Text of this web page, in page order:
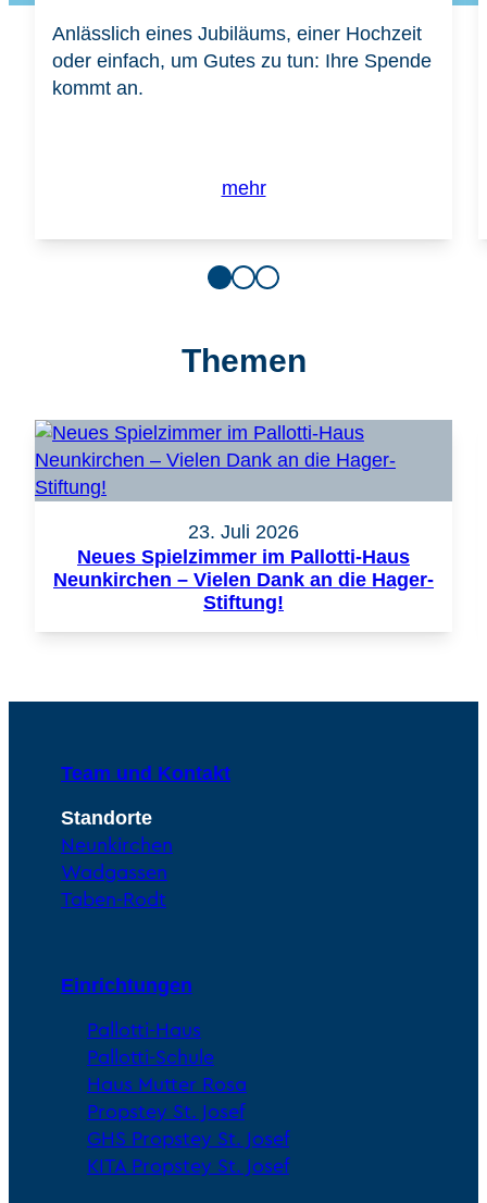
Anlässlich eines Jubiläums, einer Hochzeit
oder einfach, um Gutes zu tun: Ihre Spende
kommt an.
mehr
Themen
23. Juli 2026
Neues Spielzimmer im Pallotti-Haus
Neunkirchen – Vielen Dank an die Hager-
Stiftung!
Team und Kontakt
Standorte
Neunkirchen
Wadgassen
Taben-Rodt
Einrichtungen
Pallotti-Haus
Pallotti-Schule
Haus Mutter Rosa
Propstey St. Josef
GHS Propstey St. Josef
KITA Propstey St. Josef